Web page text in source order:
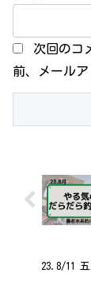
次回のコ
前、メールア
23.8/11